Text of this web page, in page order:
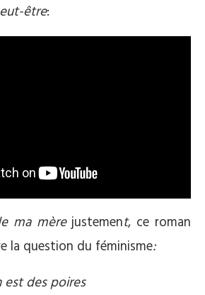
être:
ma mèrejustement, ce roman
la question du féminisme:
est des poires